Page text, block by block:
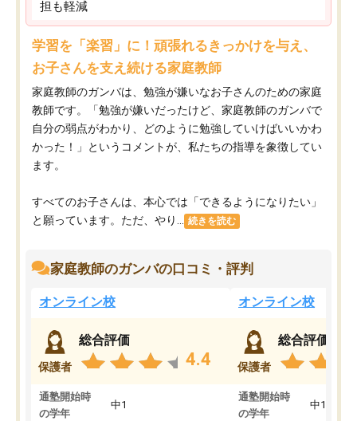
担も軽減
学習を「楽習」に！頑張れるきっかけを与え、
お子さんを支え続ける家庭教師
家庭教師のガンバは、勉強が嫌いなお子さんのための家庭
教師です。「勉強が嫌いだったけど、家庭教師のガンバで
自分の弱点がわかり、どのように勉強していけばいいかわ
かった！」というコメントが、私たちの指導を象徴してい
ます。
すべてのお子さんは、本心では「できるようになりたい」
と願っています。ただ、やり...
続きを読む
家庭教師のガンバの口コミ・評判
オンライン校
保護者
総合評価
4.4
通塾開始時
の学年
中1
オンライン校
保護者
総合評価
通塾開始時
の学年
中1